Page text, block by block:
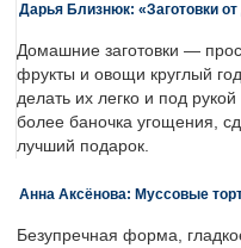
Дарья Близнюк: «Заготовки
Домашние заготовки —
фрукты и овощи круглый
делать их легко и под
более баночка угощения,
лучший подарок.
Анна Аксёнова: Муссовые
Безупречная форма,